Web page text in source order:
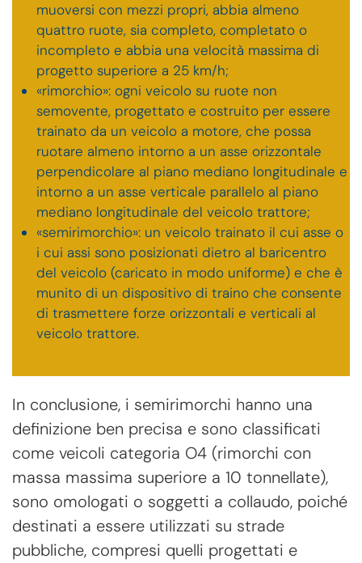
muoversi con mezzi propri, abbia almeno
quattro ruote, sia completo, completato o
incompleto e abbia una velocità massima di
progetto superiore a 25 km/h;
«rimorchio»: ogni veicolo su ruote non
semovente, progettato e costruito per essere
trainato da un veicolo a motore, che possa
ruotare almeno intorno a un asse orizzontale
perpendicolare al piano mediano longitudinale e
intorno a un asse verticale parallelo al piano
mediano longitudinale del veicolo trattore;
«semirimorchio»: un veicolo trainato il cui asse o
i cui assi sono posizionati dietro al baricentro
del veicolo (caricato in modo uniforme) e che è
munito di un dispositivo di traino che consente
di trasmettere forze orizzontali e verticali al
veicolo trattore.
In conclusione, i semirimorchi hanno una
definizione ben precisa e sono classificati
come veicoli categoria O4 (rimorchi con
massa massima superiore a 10 tonnellate),
sono omologati o soggetti a collaudo, poiché
destinati a essere utilizzati su strade
pubbliche, compresi quelli progettati e